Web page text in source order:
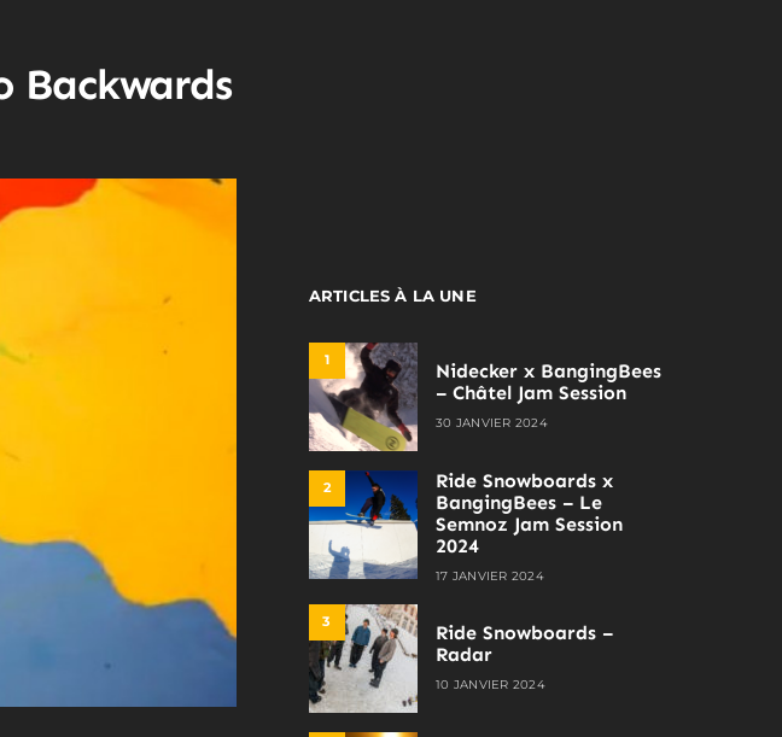
Backwards
ARTICLES À LA UNE
1
Nidecker x BangingBees
– Châtel Jam Session
30 JANVIER 2024
2
Ride Snowboards x
BangingBees – Le
Semnoz Jam Session
2024
17 JANVIER 2024
3
Ride Snowboards –
Radar
10 JANVIER 2024